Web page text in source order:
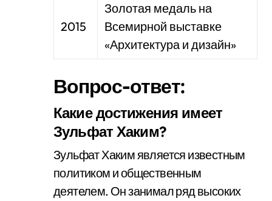
2015
Золотая медаль на
Всемирной выставке
«Архитектура и дизайн»
Вопрос-ответ:
Какие достижения имеет
Зульфат Хаким?
Зульфат Хаким является известным
политиком и общественным
деятелем. Он занимал ряд высоких